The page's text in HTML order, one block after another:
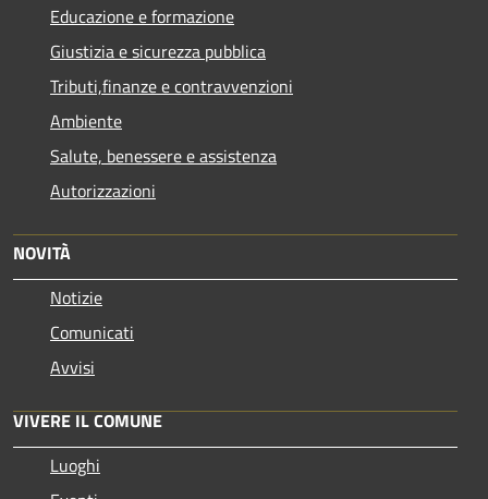
Educazione e formazione
Giustizia e sicurezza pubblica
Tributi,finanze e contravvenzioni
Ambiente
Salute, benessere e assistenza
Autorizzazioni
NOVITÀ
Notizie
Comunicati
Avvisi
VIVERE IL COMUNE
Luoghi